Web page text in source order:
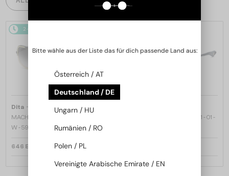
2-4 WERKTAGE
Dita —
Sonnenbrillen
MACH ONE DRX-2030 TITANIUM -
W - 59
646 EUR
MACH SIX//TITANIUM DTS121 - 01 -
Bitte wähle aus der Liste das für dich passende Land aus:
Österreich / AT
Deutschland / DE
Ungarn / HU
Rumänien / RO
Polen / PL
Vereinigte Arabische Emirate / EN